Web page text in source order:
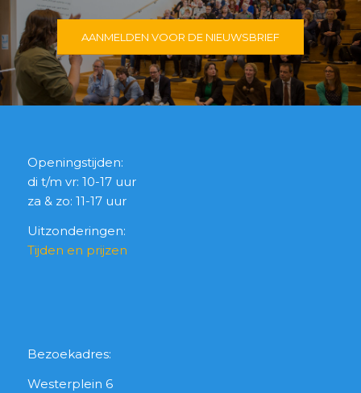
AANMELDEN VOOR DE NIEUWSBRIEF
Openingstijden:
di t/m vr: 10-17 uur
za & zo: 11-17 uur
Uitzonderingen:
Tijden en prijzen
Bezoekadres:
Westerplein 6